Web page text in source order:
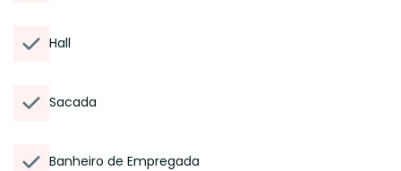
Hall
Sacada
Banheiro de Empregada